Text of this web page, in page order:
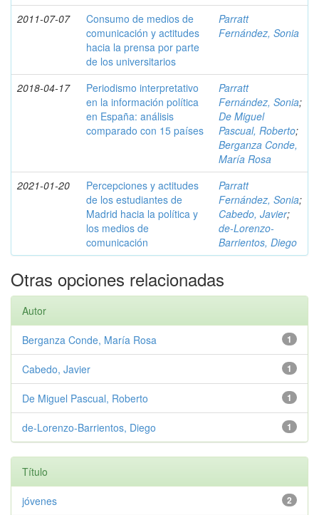
2011-07-07
Consumo de medios de
comunicación y actitudes
hacia la prensa por parte
de los universitarios
Parratt
Fernández, Sonia
2018-04-17
Periodismo interpretativo
en la información política
en España: análisis
comparado con 15 países
Parratt
Fernández, Sonia;
De Miguel
Pascual, Roberto;
Berganza Conde,
María Rosa
2021-01-20
Percepciones y actitudes
de los estudiantes de
Madrid hacia la política y
los medios de
comunicación
Parratt
Fernández, Sonia;
Cabedo, Javier;
de-Lorenzo-
Barrientos, Diego
Otras opciones relacionadas
Autor
1
Berganza Conde, María Rosa
1
Cabedo, Javier
1
De Miguel Pascual, Roberto
1
de-Lorenzo-Barrientos, Diego
Título
2
jóvenes